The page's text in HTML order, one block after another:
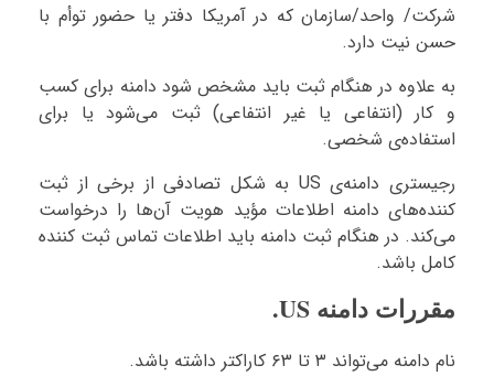
شرکت/ واحد/سازمان که در آمریکا دفتر یا حضور توأم با
حسن نیت دارد.
به علاوه در هنگام ثبت باید مشخص شود دامنه برای کسب
و کار (انتفاعی یا غیر انتفاعی) ثبت می‌شود یا برای
استفاده‌ی شخصی.
رجیستری دامنه‌ی US به شکل تصادفی از برخی از ثبت
کننده‌های دامنه اطلاعات مؤید هویت آن‌ها را درخواست
می‌کند. در هنگام ثبت دامنه باید اطلاعات تماس ثبت کننده
کامل باشد.
مقررات دامنه US.
نام دامنه می‌تواند ۳ تا ۶۳ کاراکتر داشته باشد.